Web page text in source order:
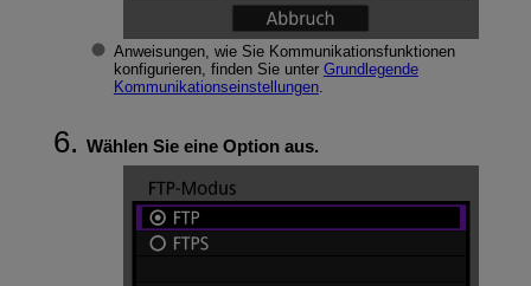
Anweisungen, wie Sie Kommunikationsfunktionen
konfigurieren, finden Sie unter Grundlegende
Kommunikationseinstellungen.
Wählen Sie eine Option aus.